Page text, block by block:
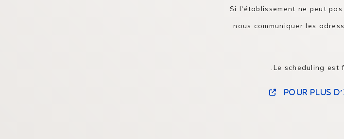
Si l'établissement ne peut
nous communiquer les
Le scheduling est
Pour plus